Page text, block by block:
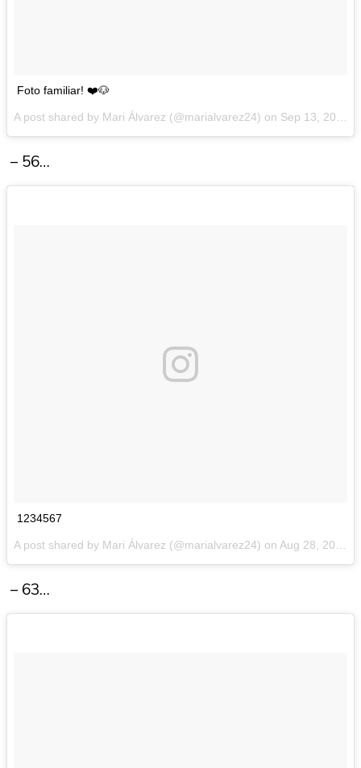
Foto familiar! ❤️🐶
A post shared by Mari Álvarez (@marialvarez24) on Sep 13, 2016 at 10:18pm PDT
– 56…
1234567
A post shared by Mari Álvarez (@marialvarez24) on Aug 28, 2016 at 10:21am PDT
– 63…